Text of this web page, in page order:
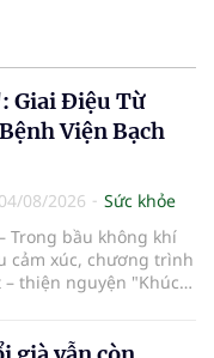
Giai Điệu Từ
Viện Bạch
04/08/2026
Sức khỏe
Trong bầu không khí
cảm xúc, chương trình
thiện nguyện "Khúc
đầu tiên tại Bệnh